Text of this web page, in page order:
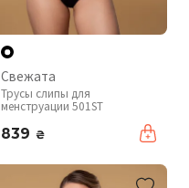
Свежата
Трусы слипы для
менструации 501ST
839 ₴